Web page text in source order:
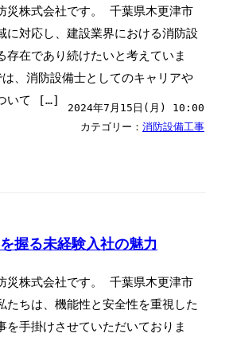
災株式会社です。 千葉県木更津市
に対応し、建設業界における消防設
存在であり続けたいと考えていま
、消防設備士としてのキャリアや
いて […]
2024年7月15日(月) 10:00
カテゴリー： 消防設備工事
握る未経験入社の魅力
災株式会社です。 千葉県木更津市
たちは、機能性と安全性を重視した
を手掛けさせていただいておりま